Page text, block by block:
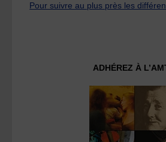
Pour suivre au plus près les
ADHÉREZ À